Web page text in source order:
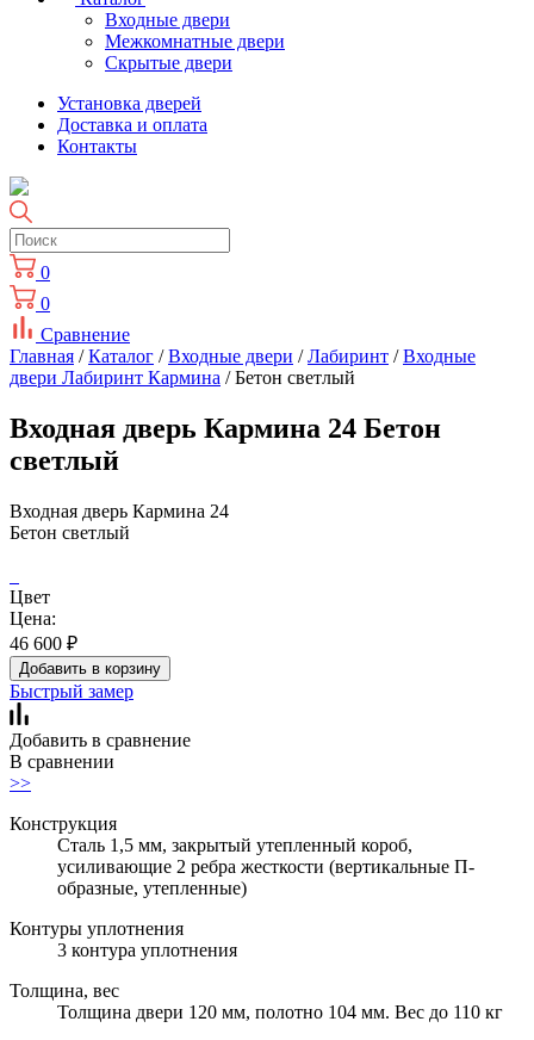
Входные двери
Межкомнатные двери
Скрытые двери
Установка дверей
Доставка и оплата
Контакты
0
0
Сравнение
Главная /Каталог /Входные двери /Лабиринт /Входные
двери Лабиринт Кармина / Бетон светлый
Входная дверь Кармина 24 Бетон
светлый
Входная дверь Кармина 24
Бетон светлый
Цвет
Цена:
46 600 ₽
Добавить в корзину
Быстрый замер
Добавить в сравнение
В сравнении
>>
Конструкция
Сталь 1,5 мм, закрытый утепленный короб,
усиливающие 2 ребра жесткости (вертикальные П-
образные, утепленные)
Контуры уплотнения
3 контура уплотнения
Толщина, вес
Толщина двери 120 мм, полотно 104 мм. Вес до 110 кг